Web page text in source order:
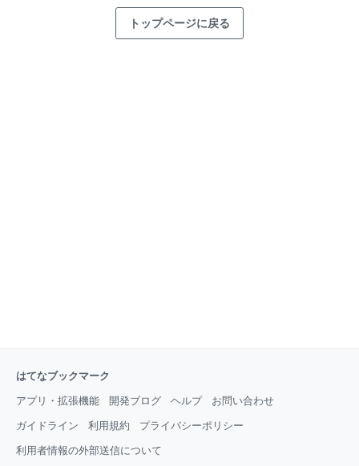
トップページに戻る
はてなブックマーク
アプリ・拡張機能 開発ブログ ヘルプ お問い合わせ
ガイドライン 利用規約 プライバシーポリシー
利用者情報の外部送信について